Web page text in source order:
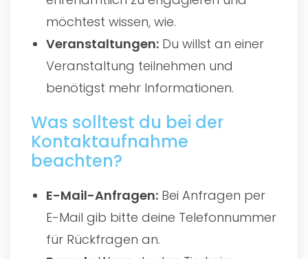
möchtest wissen, wie.
Veranstaltungen: Du willst an einer
Veranstaltung teilnehmen und
benötigst mehr Informationen.
Was solltest du bei der
Kontaktaufnahme
beachten?
E-Mail-Anfragen: Bei Anfragen per
E-Mail gib bitte deine Telefonnummer
für Rückfragen an.